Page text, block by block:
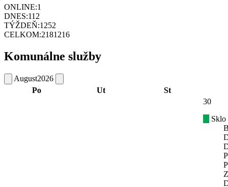
ONLINE:1
DNES:112
TÝŽDEŇ:1252
CELKOM:2181216
Komunálne služby
August2026
Po
Ut St
30
Sklo